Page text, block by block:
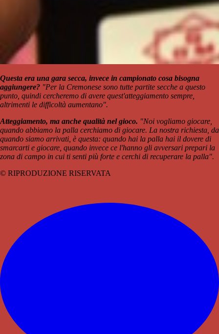
Questa era una gara secca, invece in campionato cosa bisogna
aggiungere? "Per la Cremonese sono tutte partite secche a questo
punto, quindi cercheremo di avere quest'atteggiamento sempre,
altrimenti le difficoltà aumentano".
Atteggiamento, ma anche qualità nel gioco. "Noi vogliamo giocare,
quando abbiamo la palla cerchiamo di giocare. La nostra richiesta, da
quando siamo arrivati, è questa: quando hai la palla hai il dovere di
smarcarti e giocare, quando invece ce l'hanno gli avversari prepari la
zona di campo in cui ti senti più forte e cerchi di recuperare la palla".
© RIPRODUZIONE RISERVATA